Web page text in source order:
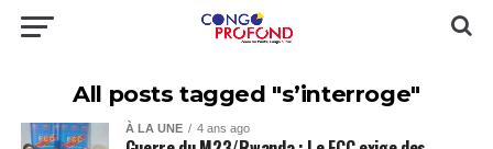
All posts tagged "s’interroge"
À LA UNE 4 ans ago